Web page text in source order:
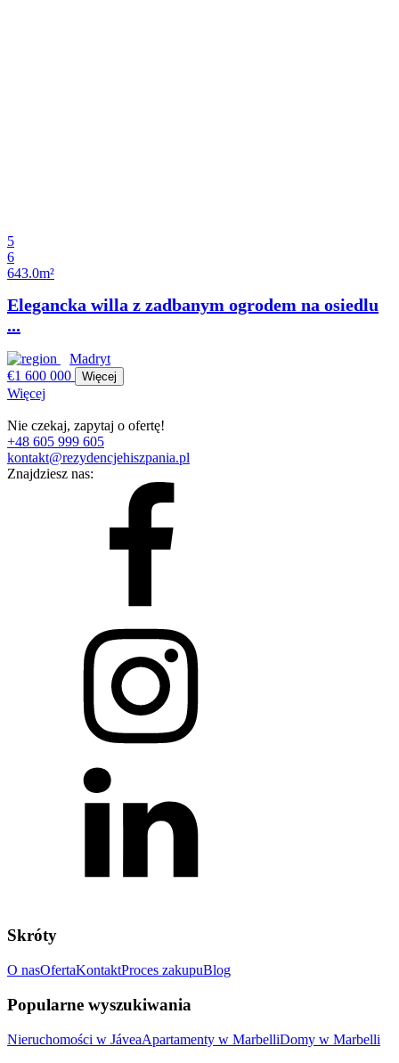
5
6
643.0m²
Elegancka willa z zadbanym ogrodem na osiedlu
...
Madryt
€1 600 000
Więcej
Więcej
Nie czekaj, zapytaj o ofertę!
+48 605 999 605
kontakt@rezydencjehiszpania.pl
Znajdziesz nas:
Skróty
O nasOfertaKontaktProces zakupuBlog
Popularne wyszukiwania
Nieruchomości w JáveaApartamenty w MarbelliDomy w Marbelli